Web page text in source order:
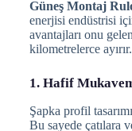
Güneş Montaj
enerjisi endüstrisi
avantajları onu
kilometrelerce
1. Hafif
Şapka profil
Bu sayede çatılara